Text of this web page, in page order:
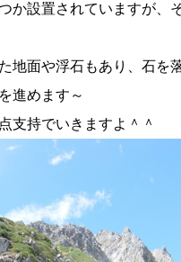
か設置されていますが、
地面や浮石もあり、石を
進めます～
支持でいきますよ＾＾